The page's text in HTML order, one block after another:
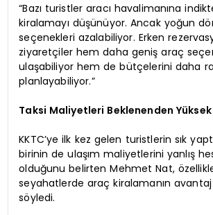
“Bazı turistler aracı havalimanına
kiralamayı düşünüyor. Ancak yoğun
seçenekleri azalabiliyor. Erken
ziyaretçiler hem daha geniş araç
ulaşabiliyor hem de bütçelerini daha
planlayabiliyor.”
Taksi Maliyetleri Beklenenden
KKTC’ye ilk kez gelen turistlerin sık
birinin de ulaşım maliyetlerini yanlış
olduğunu belirten Mehmet Nat,
seyahatlerde araç kiralamanın avantaj
söyledi.